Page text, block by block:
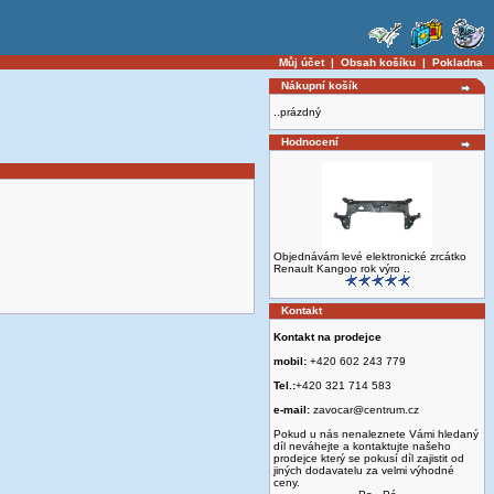
Můj účet| Obsah košíku | Pokladna
Nákupní košík
..prázdný
Hodnocení
Objednávám levé elektronické zrcátko
Renault Kangoo rok výro ..
Kontakt
Kontakt na prodejce
mobil: +420 602 243 779
Tel.:+420 321 714 583
e-mail: zavocar@centrum.cz
Pokud u nás nenaleznete Vámi hledaný
díl neváhejte a kontaktujte našeho
prodejce který se pokusí díl zajistit od
jiných dodavatelu za velmi výhodné
ceny.